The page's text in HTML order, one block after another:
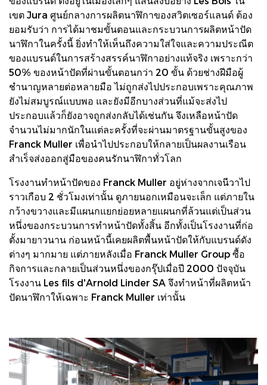
เขต Jura ศูนย์กลางการผลิตนาฬิกาของสวิตเซอร์แลนด์ ต้อง
ยอมรับว่า การได้มาชมขั้นตอนและกระบวนการผลิตหน้าปัด
นาฬิกาในครั้งนี้ ยิ่งทำให้เห็นถึงความใส่ใจและความประณีต
ของแบรนด์ในการสร้างสรรค์นาฬิกาอย่างแท้จริง เพราะกว่า
50% ของหน้าปัดที่ผ่านขั้นตอนกว่า 20 ขั้น ด้วยช่างฝีมือผู้
ชำนาญหลายต่อหลายมือ ไม่ถูกส่งไปประกอบเพราะคุณภาพ
ยังไม่สมบูรณ์แบบพอ และยังมีอีกบางส่วนที่แม้จะส่งไป
ประกอบแล้วก็ยังอาจถูกส่งกลับได้เช่นกัน จึงเหลือหน้าปัด
จำนวนไม่มากนักในแต่ละครั้งที่จะผ่านมาตรฐานขั้นสูงของ
Franck Muller เพื่อนำไปประกอบให้กลายเป็นผลงานเรือน
สำเร็จส่งออกสู่มือของคนรักนาฬิกาทั่วโลก
โรงงานทำหน้าปัดของ Franck Muller อยู่ห่างจากเจนีวาไป
ราวเกือบ 2 ชั่วโมงเท่านั้น ดูภายนอกเหมือนจะเล็ก แต่ภายใน
กว้างขวางและมีแผนกแยกย่อยหลายแผนกที่ล้วนแต่เป็นส่วน
หนึ่งของกระบวนการทำหน้าปัดทั้งสิ้น อีกทั้งเป็นโรงงานที่ก่อ
ตั้งมายาวนาน ก่อนหน้านี้เคยผลิตพื้นหน้าปัดให้กับแบรนด์ดัง
ต่างๆ มากมาย แต่ภายหลังเมื่อ Franck Muller Group ซื้อ
กิจการและกลายเป็นส่วนหนึ่งของกรุ๊ปเมื่อปี 2000 ปัจจุบัน
โรงงาน Les fils d'Arnold Linder SA จึงทำหน้าที่ผลิตหน้า
ปัดนาฬิกาให้เฉพาะ Franck Muller เท่านั้น